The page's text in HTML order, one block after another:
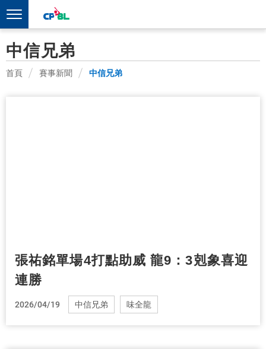
中信兄弟
首頁 賽事新聞 中信兄弟
張祐銘單場4打點助威 龍9：3剋象喜迎
連勝
2026/04/19 中信兄弟 味全龍